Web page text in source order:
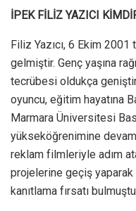
İPEK FİLİZ YAZICI
Filiz Yazıcı, 6 Ekim
gelmiştir. Genç yaşına
tecrübesi oldukça
oyuncu, eğitim hayatına
Marmara Üniversitesi
yükseköğrenimine
reklam filmleriyle adım
projelerine geçiş
kanıtlama fırsatı